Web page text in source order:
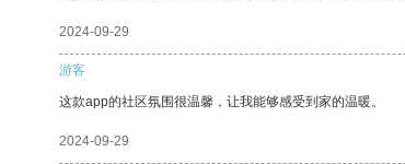
2024-09-29
游客
这款app的社区氛围很温馨，让我能够感受到家的温暖。
2024-09-29